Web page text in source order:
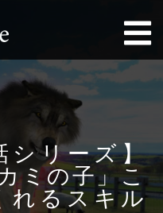
シリーズ】
ミの子」こ
れるスキル